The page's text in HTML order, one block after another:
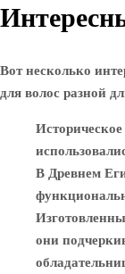
Вот несколько
для волос разной
Историческое
В Древнем
они